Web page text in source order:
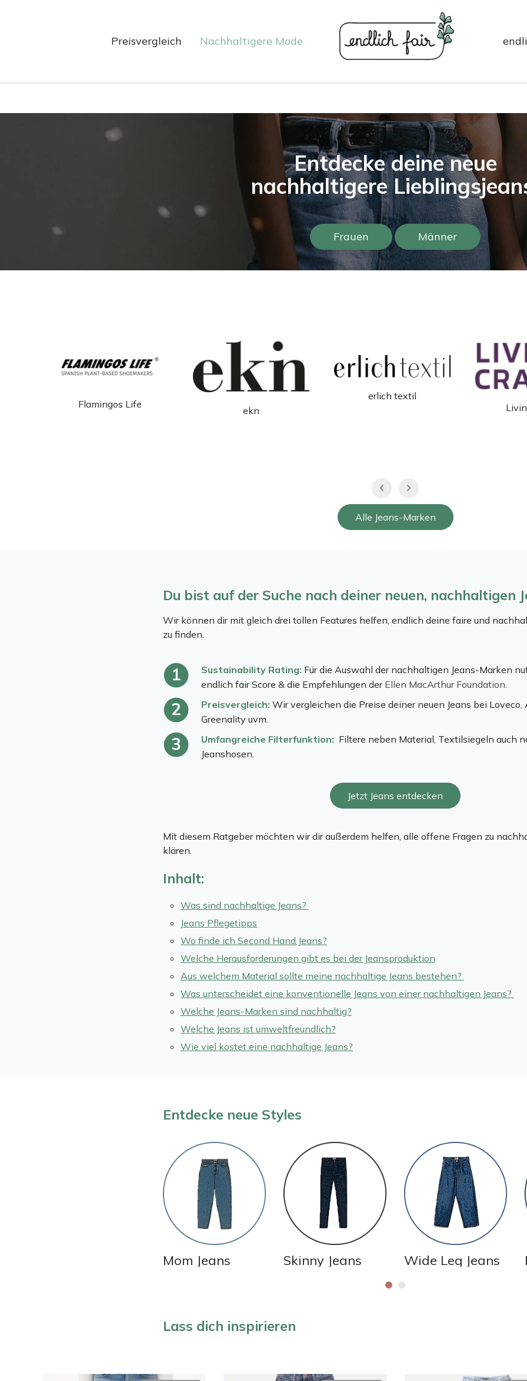
Preisvergleich Nachhaltigere Mode
Entdecke deine neue
nachhaltigere
Frauen Männer
ekn
erlich textil
Alle Jeans-Marken
Du bist auf der Suche nach deiner neuen, nachhaltigen
Wir können dir mit gleich drei tollen Features helfen, endlich deine faire und
zu finden.
Sustainability Rating: Für die Auswahl der nachhaltigen Jeans-Marken
endlich fair Score & die Empfehlungen der Ellen MacArthur Foundation.
Preisvergleich: Wir vergleichen die Preise deiner neuen Jeans bei Loveco,
Greenality uvm.
Umfangreiche Filterfunktion: Filtere neben Material, Textilsiegeln auch
Jeanshosen.
Jetzt Jeans entdecken
Mit diesem Ratgeber möchten wir dir außerdem helfen, alle offene Fragen zu
klären.
Inhalt:
Was sind nachhaltige Jeans?
Jeans Pflegetipps
Wo finde ich Second Hand Jeans?
Welche Herausforderungen gibt es bei der Jeansproduktion
Aus welchem Material sollte meine nachhaltige Jeans bestehen?
Was unterscheidet eine konventionelle Jeans von einer nachhaltigen Jeans?
Welche Jeans-Marken sind nachhaltig?
Welche Jeans ist umweltfreundlich?
Wie viel kostet eine nachhaltige Jeans?
Entdecke neue Styles
Mom Jeans Skinny Jeans Wide Leg Jeans
Lass dich inspirieren